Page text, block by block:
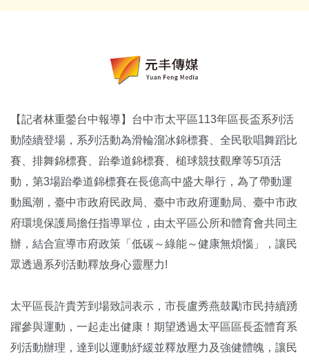
【記者林重鎣台中報導】台中市太平區113年區長盃系列活
動陸續登場，系列活動為滑輪溜冰錦標賽、全民歌唱舞蹈比
賽、排舞錦標賽、跆拳道錦標賽、槌球競技觀摩等5項活
動，第3場跆拳道錦標賽在長億高中盛大舉行，為了帶動運
動風潮，臺中市政府民政局、臺中市政府運動局、臺中市政
府環境保護局擔任指導單位，由太平區公所和體育會共同主
辦，結合宣導市府政策「低碳～綠能～健康無煩惱」，讓民
眾透過系列活動釋放身心靈壓力!
太平區長許貴芳到場致詞表示，市長盧秀燕鼓勵市民持續踴
躍參與運動，一起走出健康！期望透過太平區區長盃體育系
列活動辦理，達到以運動紓緩並釋放壓力及強健體魄，讓民